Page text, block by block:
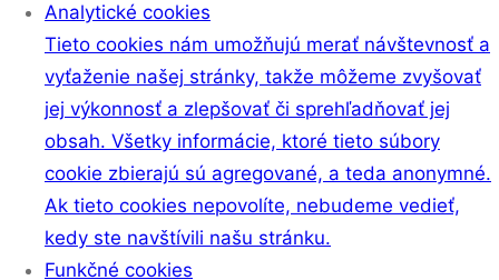
Analytické cookies
Tieto cookies nám umožňujú merať návštevnosť a
vyťaženie našej stránky, takže môžeme zvyšovať
jej výkonnosť a zlepšovať či sprehľadňovať jej
obsah. Všetky informácie, ktoré tieto súbory
cookie zbierajú sú agregované, a teda anonymné.
Ak tieto cookies nepovolíte, nebudeme vedieť,
kedy ste navštívili našu stránku.
Funkčné cookies